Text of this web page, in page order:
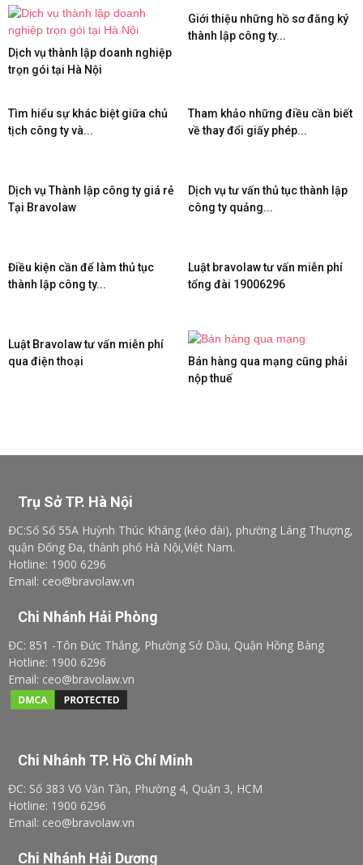
Dịch vụ thành lập doanh nghiệp
trọn gói tại Hà Nội
Giới thiệu những hồ sơ đăng ký
thành lập công ty...
Tìm hiểu sự khác biệt giữa chủ
tịch công ty và...
Tham khảo những điều cần biết
về thay đổi giấy phép...
Dịch vụ Thành lập công ty giá rẻ
Tại Bravolaw
Dịch vụ tư vấn thủ tục thành lập
công ty quảng...
Điều kiện cần để làm thủ tục
thành lập công ty...
Luật bravolaw tư vấn miễn phí
tổng đài 19006296
Luật Bravolaw tư vấn miễn phí
qua điện thoại
Bán hàng qua mạng cũng phải
nộp thuế
Trụ Sở TP. Hà Nội
ĐC:Số Số 55A Huỳnh Thúc Kháng (kéo dài), phường Láng Thượng,
quận Đống Đa, thành phố Hà Nội,Việt Nam.
Hotline: 1900 6296
Email: ceo@bravolaw.vn
Chi Nhánh Hải Phòng
ĐC: 851 -Tôn Đức Thắng, Phường Sở Dầu, Quận Hồng Bàng
Hotline: 1900 6296
Email: ceo@bravolaw.vn
Chi Nhánh TP. Hồ Chí Minh
ĐC: Số 383 Võ Văn Tần, Phường 4, Quận 3, HCM
Hotline: 1900 6296
Email: ceo@bravolaw.vn
Chi Nhánh Hải Dương